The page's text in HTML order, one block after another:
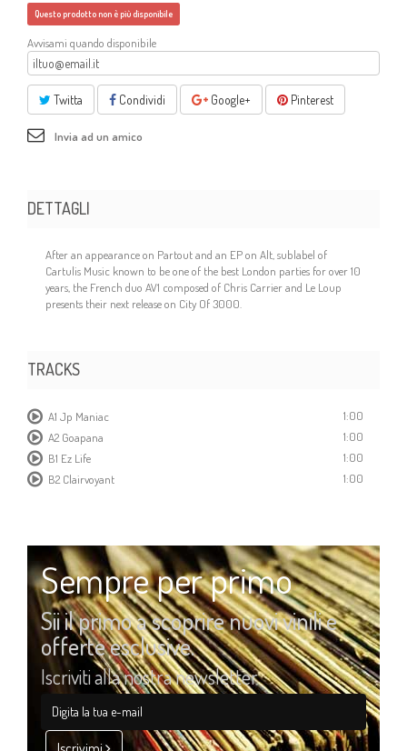
Questo prodotto non è più disponibile
Avvisami quando disponibile
Twitta Condividi Google+ Pinterest
Invia ad un amico
DETTAGLI
After an appearance on Partout and an EP on Alt, sublabel of
Cartulis Music known to be one of the best London parties for over 10
years, the French duo AV1 composed of Chris Carrier and Le Loup
presents their next release on City Of 3000.
TRACKS
A1 Jp Maniac
1:00
A2 Goapana
1:00
B1 Ez Life
1:00
B2 Clairvoyant
1:00
Sempre per primo
Sii il primo a scoprire nuovi vinili e
offerte esclusive.
Iscriviti alla nostra newsletter